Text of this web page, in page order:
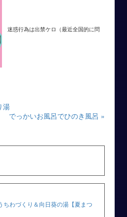
迷惑行為は出禁ケロ（最近全国的に問
湯
でっかいお風呂でひのき風呂 »
ちわづくり＆向日葵の湯【夏まつ